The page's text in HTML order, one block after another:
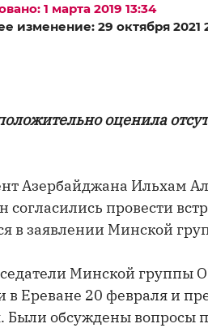
1 марта 2019 13:34
изменение: 29 октября 2021
оценила
Азербайджана Ильхам
согласились провести
в заявлении Минской
Минской группы
Ереване 20 февраля и
Были обсуждены вопросы